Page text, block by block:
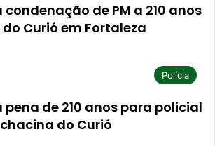
de PM a 210 anos
Curió em Fortaleza
Polícia
de 210 anos para policial
do Curió